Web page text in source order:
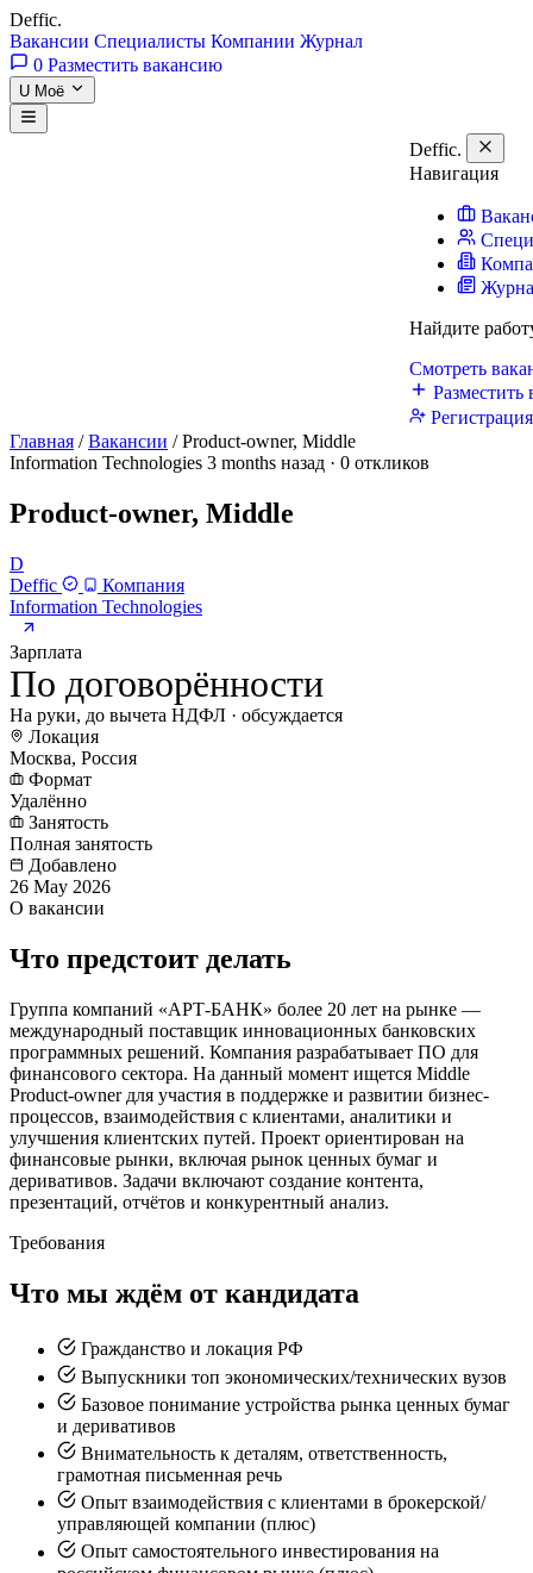
Deffic.
Вакансии Специалисты Компании Журнал
0 Разместить вакансию
U Моё
Deffic.
Навигация
Найдите
Смотреть
Разместить
Главная / Вакансии / Product-owner, Middle
Information Technologies 3 months назад · 0 откликов
Product-owner, Middle
D
Deffic
Компания
Information Technologies
Зарплата
По договорённости
На руки, до вычета НДФЛ · обсуждается
Локация
Москва, Россия
Формат
Удалённо
Занятость
Полная занятость
Добавлено
26 May 2026
О вакансии
Что предстоит делать
Группа компаний «АРТ-БАНК» более 20 лет на рынке —
международный поставщик инновационных банковских
программных решений. Компания разрабатывает ПО для
финансового сектора. На данный момент ищется Middle
Product-owner для участия в поддержке и развитии бизнес-
процессов, взаимодействия с клиентами, аналитики и
улучшения клиентских путей. Проект ориентирован на
финансовые рынки, включая рынок ценных бумаг и
деривативов. Задачи включают создание контента,
презентаций, отчётов и конкурентный анализ.
Требования
Что мы ждём от кандидата
Гражданство и локация РФ
Выпускники топ экономических/технических вузов
Базовое понимание устройства рынка ценных бумаг
и деривативов
Внимательность к деталям, ответственность,
грамотная письменная речь
Опыт взаимодействия с клиентами в брокерской/
управляющей компании (плюс)
Опыт самостоятельного инвестирования на